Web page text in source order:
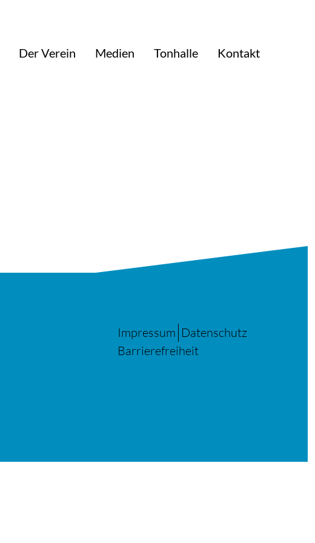
Der Verein Medien Tonhalle
Kontakt
Impressum Datenschutz
Barrierefreiheit